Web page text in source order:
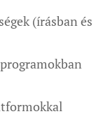
(írásban és